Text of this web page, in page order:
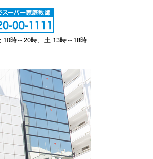
時～20時、土 13時～18時